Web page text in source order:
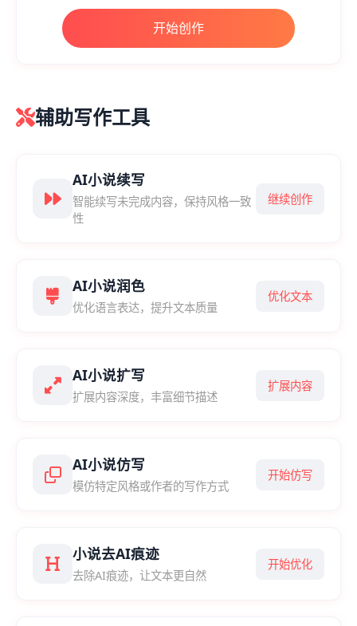
开始创作
辅助写作工具
AI小说续写
智能续写未完成内容，保持风格一致
性
继续创作
AI小说润色
优化语言表达，提升文本质量
优化文本
AI小说扩写
扩展内容深度，丰富细节描述
扩展内容
AI小说仿写
模仿特定风格或作者的写作方式
开始仿写
小说去AI痕迹
去除AI痕迹，让文本更自然
开始优化